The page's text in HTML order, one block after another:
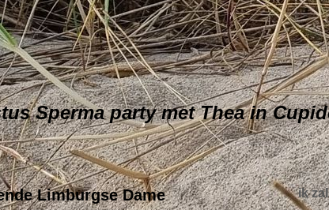
Sperma party met Thea in
Limburgse Dame ik